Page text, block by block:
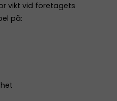
vikt vid företagets
på: